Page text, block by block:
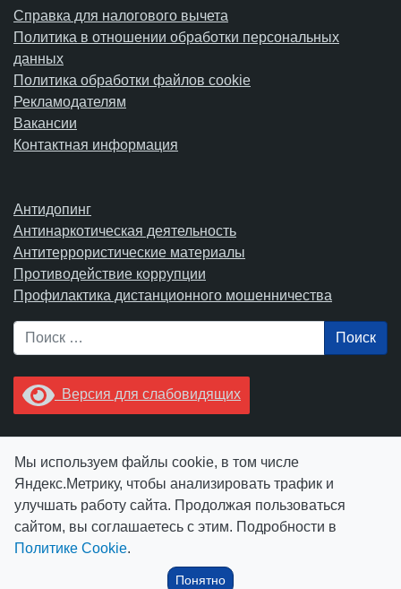
Справка для налогового вычета
Политика в отношении обработки персональных
данных
Политика обработки файлов cookie
Рекламодателям
Вакансии
Контактная информация
Антидопинг
Антинаркотическая деятельность
Антитеррористические материалы
Противодействие коррупции
Профилактика дистанционного мошенничества
Поиск
Версия для слабовидящих
Ctrl+Enter.
© АУ "ЮграМегаСпорт" 2026
Мы используем файлы cookie, в том числе
Яндекс.Метрику, чтобы анализировать трафик и
улучшать работу сайта. Продолжая пользоваться
сайтом, вы соглашаетесь с этим. Подробности в
Политике Cookie.
Понятно